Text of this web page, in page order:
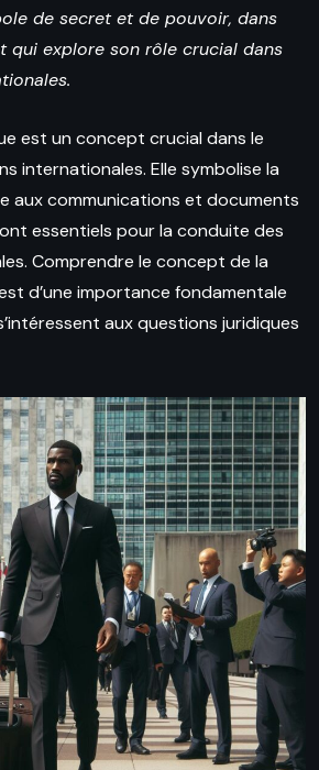
de secret et de pouvoir, dans
qui explore son rôle crucial dans
est un concept crucial dans le
internationales. Elle symbolise la
aux communications et documents
essentiels pour la conduite des
Comprendre le concept de la
d’une importance fondamentale
aux questions juridiques